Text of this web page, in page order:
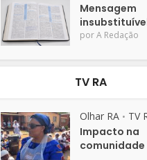
Mensagem
porA Redação
TV RA
Olhar RA • TV
Impacto na
comunidade